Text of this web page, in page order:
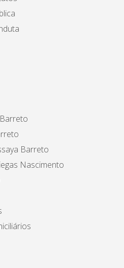
Barreto
Nascimento